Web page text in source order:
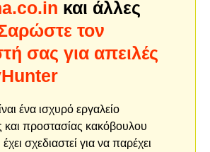
και άλλες
τον
σας για απειλές
ένα ισχυρό εργαλείο
προστασίας κακόβουλου
σχεδιαστεί για να παρέχει